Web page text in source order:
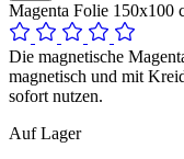
Magenta Folie 150x100
Die magnetische
magnetisch und mit
sofort nutzen.
Auf Lager